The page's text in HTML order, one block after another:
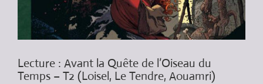
Lecture : Avant la Quête de l’Oiseau du
Temps – T2 (Loisel, Le Tendre, Aouamri)